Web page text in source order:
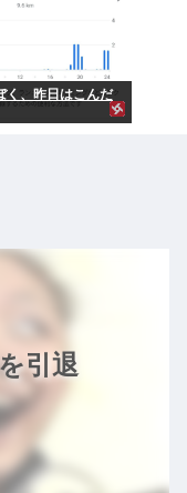
く、昨日はこんだ
引退